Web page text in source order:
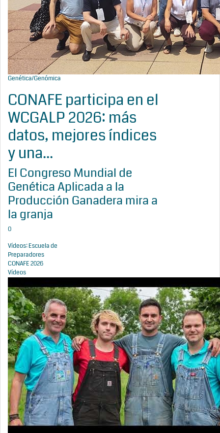
Genética/Genómica
CONAFE participa en el
WCGALP 2026: más
datos, mejores índices
y una...
El Congreso Mundial de
Genética Aplicada a la
Producción Ganadera mira a
la granja
0
Vídeos: Escuela de
Preparadores
CONAFE 2026
Vídeos